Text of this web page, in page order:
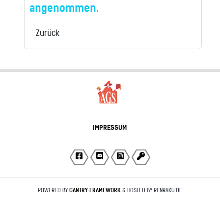
angenommen.
Zurück
IMPRESSUM
POWERED BY GANTRY FRAMEWORK & HOSTED BY RENRAKU.DE